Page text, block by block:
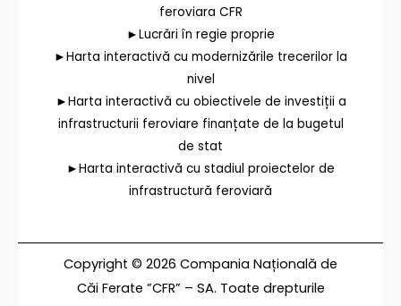
feroviara CFR
►Lucrări în regie proprie
►Harta interactivă cu modernizările trecerilor la
nivel
►Harta interactivă cu obiectivele de investiții a
infrastructurii feroviare finanțate de la bugetul
de stat
►Harta interactivă cu stadiul proiectelor de
infrastructură feroviară
Copyright © 2026 Compania Națională de
Căi Ferate ”CFR” – SA. Toate drepturile